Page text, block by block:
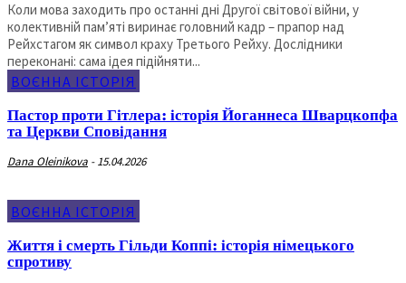
Коли мова заходить про останні дні Другої світової війни, у
колективній пам’яті виринає головний кадр – прапор над
Рейхстагом як символ краху Третього Рейху. Дослідники
переконані: сама ідея підійняти...
ВОЄННА ІСТОРІЯ
Пастор проти Гітлера: історія Йоганнеса Шварцкопфа
та Церкви Сповідання
Dana Oleinikova - 15.04.2026
ВОЄННА ІСТОРІЯ
Життя і смерть Гільди Коппі: історія німецького
спротиву